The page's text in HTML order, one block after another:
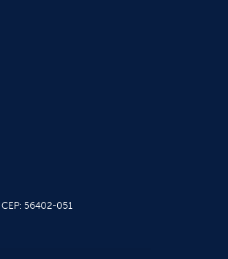
56402-051